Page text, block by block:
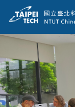
到
主
內
容
區